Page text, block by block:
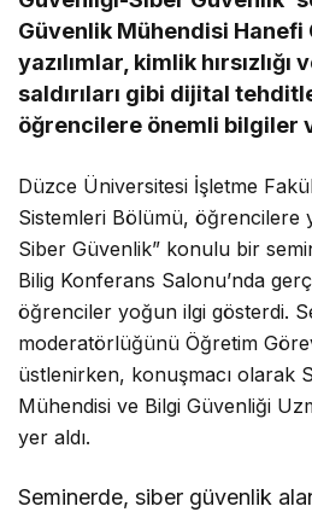
Güvenlik Mühendisi Hanefi
yazılımlar, kimlik hırsızlığı
saldırıları gibi dijital
öğrencilere önemli bilgiler
Düzce Üniversitesi İşletme
Sistemleri Bölümü, öğrencilere
Siber Güvenlik” konulu bir
Bilig Konferans Salonu’nda
öğrenciler yoğun ilgi gösterdi.
moderatörlüğünü Öğretim
üstlenirken, konuşmacı olarak
Mühendisi ve Bilgi Güvenliği
yer aldı.
Seminerde, siber güvenlik